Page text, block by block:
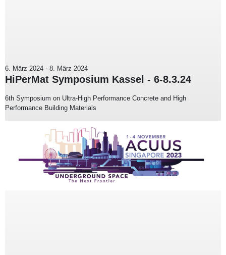
6. März 2024 - 8. März 2024
HiPerMat Symposium Kassel - 6-8.3.24
6th Symposium on Ultra-High Performance Concrete and High
Performance Building Materials